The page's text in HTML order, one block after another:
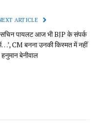
ARTICLE
पायलट आज भी BJP के संपर्क
CM बनना उनकी किस्मत में नहीं
हनुमान बेनीवाल